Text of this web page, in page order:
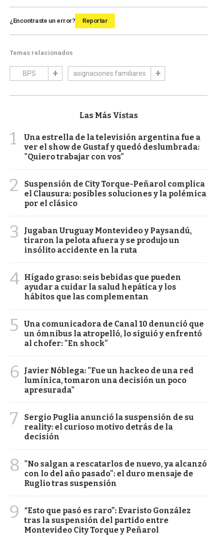
¿Encontraste un error? Reportar
Temas relacionados
BPS asignaciones familiares
Las Más Vistas
1
Una estrella de la televisión argentina fue a
ver el show de Gustaf y quedó deslumbrada:
"Quiero trabajar con vos"
2
Suspensión de City Torque-Peñarol complica
el Clausura: posibles soluciones y la polémica
por el clásico
3
Jugaban Uruguay Montevideo y Paysandú,
tiraron la pelota afuera y se produjo un
insólito accidente en la ruta
4 Hígado graso: seis bebidas que pueden
ayudar a cuidar la salud hepática y los
hábitos que las complementan
5
Una comunicadora de Canal 10 denunció que
un ómnibus la atropelló, lo siguió y enfrentó
al chofer: "En shock"
6
Javier Nóblega: "Fue un hackeo de una red
lumínica, tomaron una decisión un poco
apresurada"
7
Sergio Puglia anunció la suspensión de su
reality: el curioso motivo detrás de la
decisión
8
"No salgan a rescatarlos de nuevo, ya alcanzó
con lo del año pasado": el duro mensaje de
Ruglio tras suspensión
9
“Esto que pasó es raro”: Evaristo González
tras la suspensión del partido entre
Montevideo City Torque y Peñarol